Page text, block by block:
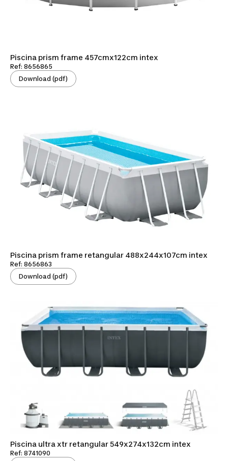
Piscina prism frame 457cmx122cm intex
Ref: 8656865
Download (pdf)
Piscina prism frame retangular 488x244x107cm intex
Ref: 8656863
Download (pdf)
Piscina ultra xtr retangular 549x274x132cm intex
Ref: 8741090